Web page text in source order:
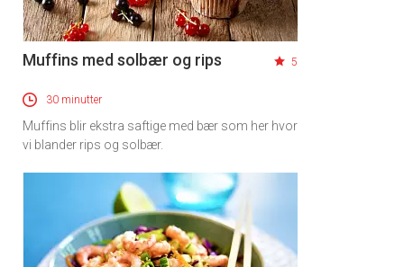
Muffins med solbær og rips 5
30 minutter
Muffins blir ekstra saftige med bær som her hvor
vi blander rips og solbær.